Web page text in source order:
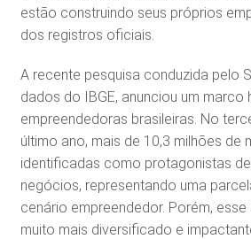
estão construindo seus próprios
dos registros oficiais.
A recente pesquisa conduzida pelo
dados do IBGE, anunciou um marco
empreendedoras brasileiras. No
último ano, mais de 10,3 milhões de
identificadas como protagonistas
negócios, representando uma
cenário empreendedor. Porém,
muito mais diversificado e